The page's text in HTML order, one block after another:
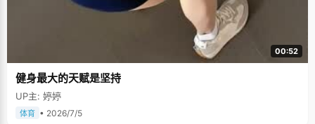
00:52
健身最大的天赋是坚持
UP主: 婷婷
体育 • 2026/7/5